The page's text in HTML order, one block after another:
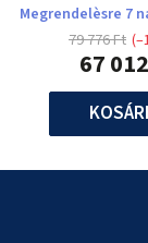
Megrendelèsre 7
67
79 776 Ft